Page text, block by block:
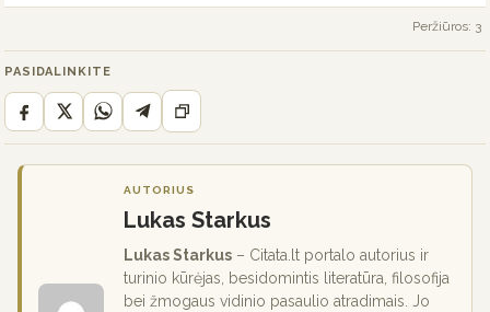
Peržiūros: 3
PASIDALINKITE
AUTORIUS
Lukas Starkus
Lukas Starkus – Citata.lt portalo autorius ir
turinio kūrėjas, besidomintis literatūra, filosofija
bei žmogaus vidinio pasaulio atradimais. Jo